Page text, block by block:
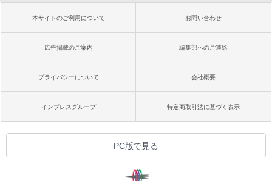
本サイトのご利用について お問い合わせ
広告掲載のご案内 編集部へのご連絡
プライバシーについて 会社概要
インプレスグループ 特定商取引法に基づく表示
PC版で見る